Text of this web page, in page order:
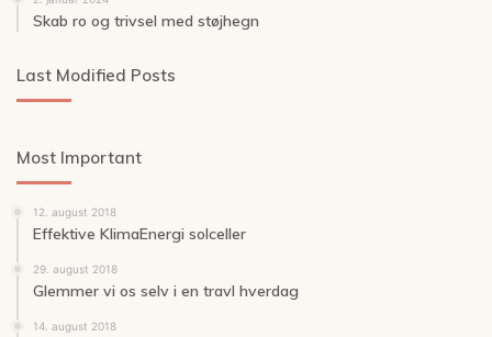
Skab ro og trivsel med støjhegn
Last Modified Posts
Most Important
12. august 2018
Effektive KlimaEnergi solceller
29. august 2018
Glemmer vi os selv i en travl hverdag
14. august 2018